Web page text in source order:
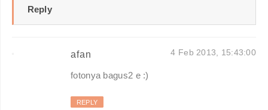
Reply
afan 4 Feb 2013, 15:43:00
fotonya bagus2 e :)
REPLY